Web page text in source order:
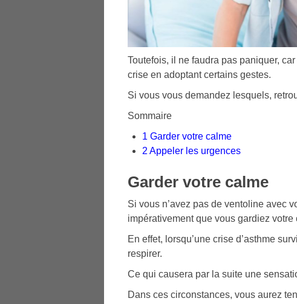
Toutefois, il ne faudra pas paniquer,
crise en adoptant certains gestes.
Si vous vous demandez lesquels,
Sommaire
1 Garder votre calme
2 Appeler les urgences
Garder votre calme
Si vous n’avez pas de ventoline avec
impérativement que vous gardiez votre
En effet, lorsqu’une crise d’asthme
respirer.
Ce qui causera par la suite une
Dans ces circonstances, vous aurez